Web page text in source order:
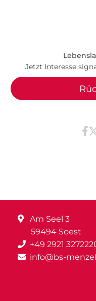
Jetzt Interesse
Am Seel 3
59494 Soest
+49 2921
info@bs-